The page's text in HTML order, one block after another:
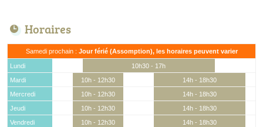
Horaires
Samedi prochain : Jour férié (Assomption), les horaires peuvent varier
Lundi
10h30 - 17h
Mardi
10h - 12h30
14h - 18h30
Mercredi
10h - 12h30
14h - 18h30
Jeudi
10h - 12h30
14h - 18h30
Vendredi
10h - 12h30
14h - 18h30